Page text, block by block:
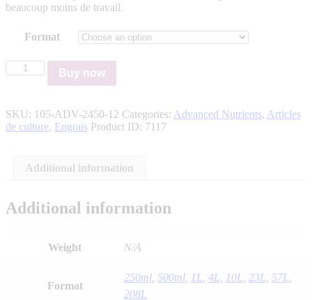
beaucoup moins de travail.
Format
Advanced
Nutrients
quantity
Buy now
SKU: 105-ADV-2450-12 Categories: Advanced Nutrients, Articles
de culture, Engrais Product ID: 7117
Additional information
Additional information
Weight N/A
Format
250ml 500ml 1L 4L 10L 23L 57L
208L